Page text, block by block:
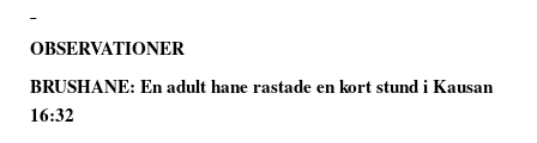
OBSERVATIONER
BRUSHANE: En adult hane rastade en kort stund i Kausan
16:32